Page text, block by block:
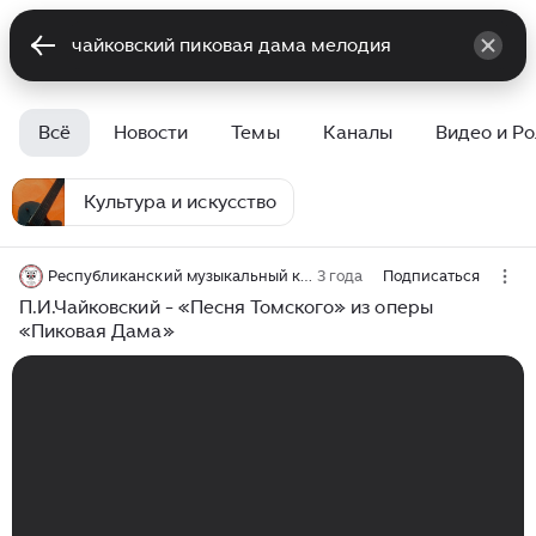
Всё Новости Темы Каналы Видео и
Культура и искусство
Республиканский музыкальный колледж г.Ижевск 3 года Подписаться
П.И.Чайковский - «Песня Томского» из оперы
«Пиковая Дама»